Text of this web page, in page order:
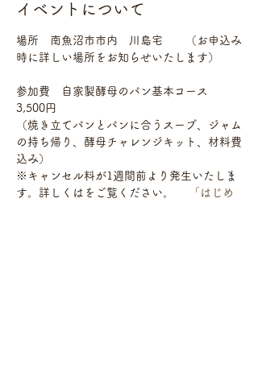
イベントについて
場所　南魚沼市市内　川島宅　　（お申込み
時に詳しい場所をお知らせいたします）
参加費　自家製酵母のパン基本コース
3,500円
（焼き立てパンとパンに合うスープ、ジャム
の持ち帰り、酵母チャレンジキット、材料費
込み）
※キャンセル料が1週間前より発生いたしま
す。詳しくは をご覧ください。
「はじめ